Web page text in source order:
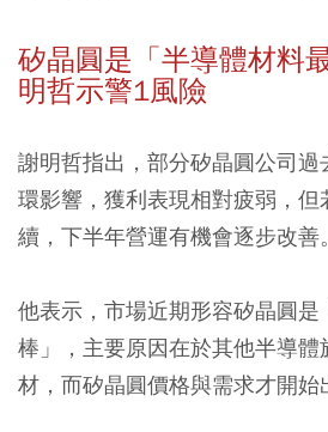
矽晶圓是「半導體材料
明哲示警1風險
謝明哲指出，部分矽晶圓公司
環影響，獲利表現相對疲弱，但
續，下半年營運有機會逐步改善。
他表示，市場近期形容矽晶圓
棒」，主要原因在於其他半導體
材，而矽晶圓價格與需求才開始